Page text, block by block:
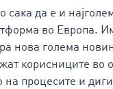
сака да е и
во Европа.
нова голема
корисниците во
процесите и